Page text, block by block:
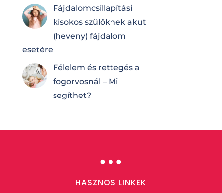
Fájdalomcsilla­pí­tá­si
kisokos szülőknek akut
(heveny) fájdalom
esetére
Félelem és rettegés a
fogorvosnál – Mi
segíthet?
…
HASZNOS LINKEK